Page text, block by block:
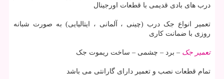
درب های بادی قدیمی با قطعات اورجینال
تعمیر انواع جک درب (چینی ، آلمانی ، ایتالیایی) به صورت شبانه
روزی با ضمانت کاری
تعمیر جک – برد – چشمی – ساخت ریموت جک
تمام قطعات نصب و تعمیر دارای گارانتی می باشد